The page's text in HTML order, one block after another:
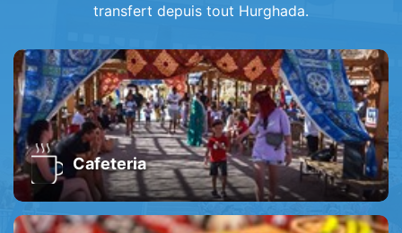
transfert depuis tout Hurghada.
Cafeteria